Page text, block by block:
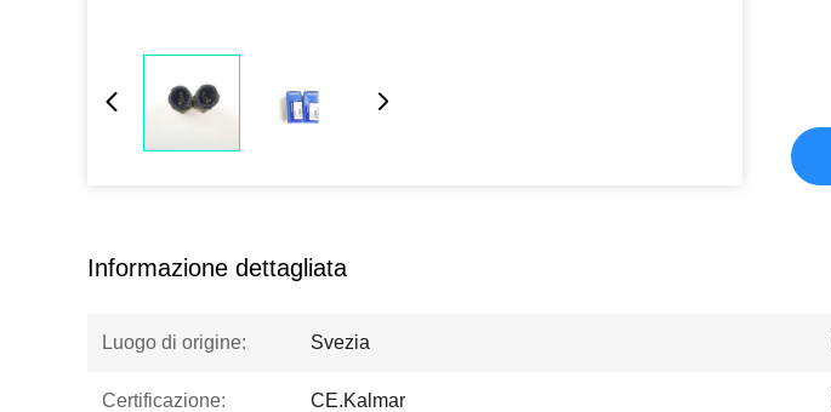
Informazione dettagliata
Luogo di origine: Svezia
Certificazione: CE.Kalmar